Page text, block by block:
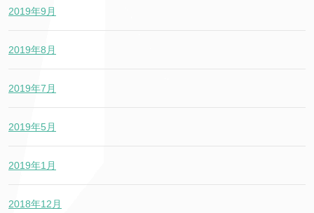
2019年9月
2019年8月
2019年7月
2019年5月
2019年1月
2018年12月